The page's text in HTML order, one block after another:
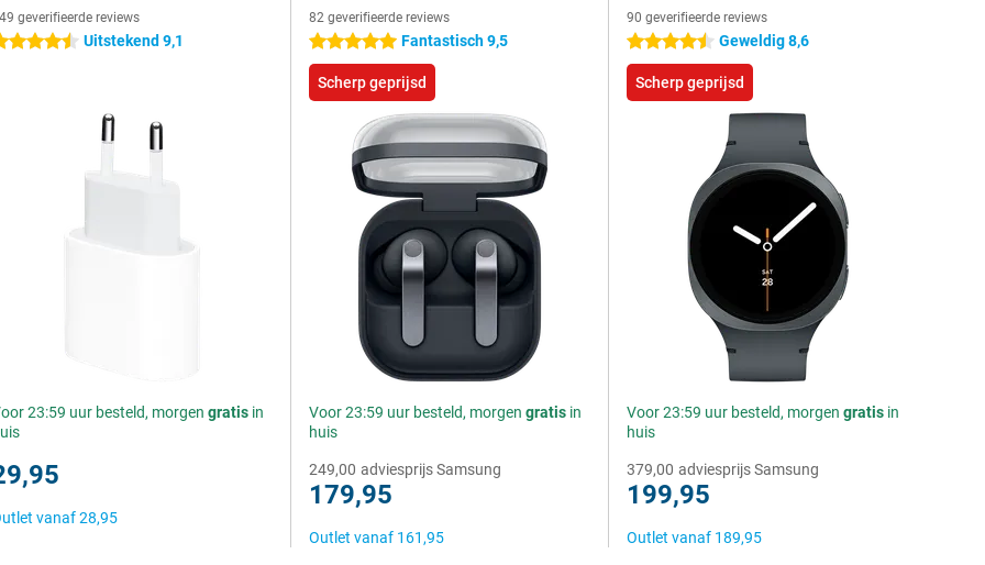
geverifieerde reviews
sterren Uitstekend 9,1
23:59 uur besteld, morgen gratis in
vanaf28,95
82 geverifieerde reviews
5 sterren Fantastisch 9,5
Scherp geprijsd
Voor 23:59 uur besteld, morgengratis in
huis
249,00 adviesprijs Samsung
179,95
Outlet vanaf 161,95
90 geverifieerde reviews
4.5 sterren Geweldig 8,6
Scherp geprijsd
Voor 23:59 uur besteld, morgengratis in
huis
379,00 adviesprijs Samsung
199,95
Outlet vanaf 189,95